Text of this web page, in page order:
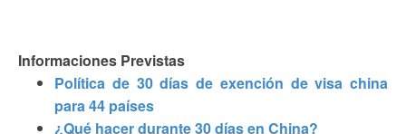
Informaciones Previstas
Política de 30 días de exención de visa china
para 44 países
¿Qué hacer durante 30 días en China?